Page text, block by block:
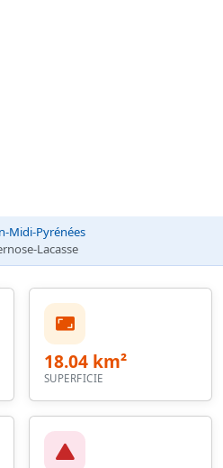
Midi-Pyrénées
Lacasse
18.04 km²
SUPERFICIE